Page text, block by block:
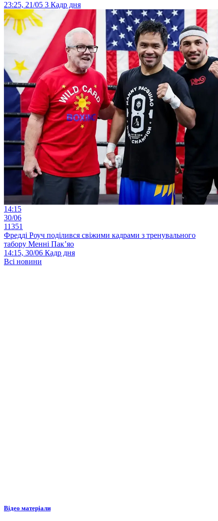
23:25, 21/05 3 Кадр дня
14:15
30/06
11351
Фредді Роуч поділився свіжими кадрами з тренувального
табору Менні Пак’яо
14:15, 30/06 Кадр дня
Всі новини
Відео матеріали